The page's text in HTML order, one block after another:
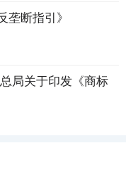
垄断指引》
局关于印发《商标